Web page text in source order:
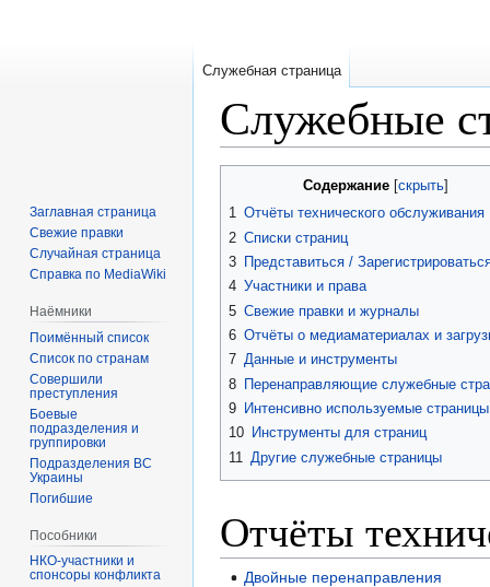
Служебные
Содержание
1 Отчёты технического обслуживания
2 Списки страниц
3 Представиться /
4 Участники и права
5 Свежие правки и журналы
6 Отчёты о медиаматериалах и
7 Данные и инструменты
8 Перенаправляющие служебные
9 Интенсивно используемые страницы
10 Инструменты для страниц
11
Другие служебные страницы
Отчёты
Двойные перенаправления
Служебная страница
Заглавная страница
Свежие правки
Случайная страница
Справка по MediaWiki
Наёмники
Поимённый список
Список по странам
Совершили
преступления
Боевые
подразделения и
группировки
Подразделения ВС
Украины
Погибшие
Пособники
спонсоры конфликта